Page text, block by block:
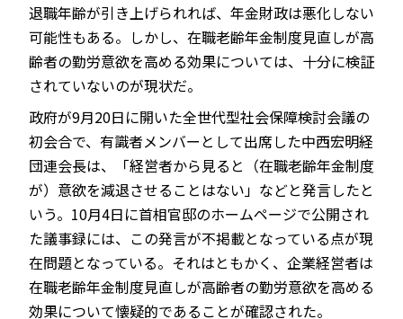
退職年齢が引き上げられれば、年金財政は悪化しない
可能性もある。しかし、在職老齢年金制度見直しが高
齢者の勤労意欲を高める効果については、十分に検証
されていないのが現状だ。
政府が9月20日に開いた全世代型社会保障検討会議の
初会合で、有識者メンバーとして出席した中西宏明経
団連会長は、「経営者から見ると（在職老齢年金制度
が）意欲を減退させることはない」などと発言したと
いう。10月4日に首相官邸のホームページで公開され
た議事録には、この発言が不掲載となっている点が現
在問題となっている。それはともかく、企業経営者は
在職老齢年金制度見直しが高齢者の勤労意欲を高める
効果について懐疑的であることが確認された。